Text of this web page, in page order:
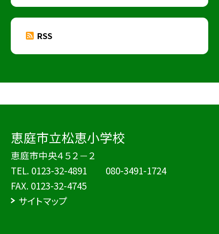
RSS
恵庭市立松恵小学校
恵庭市中央４５２－２
TEL. 0123-32-4891 080-3491-1724
FAX. 0123-32-4745
サイトマップ